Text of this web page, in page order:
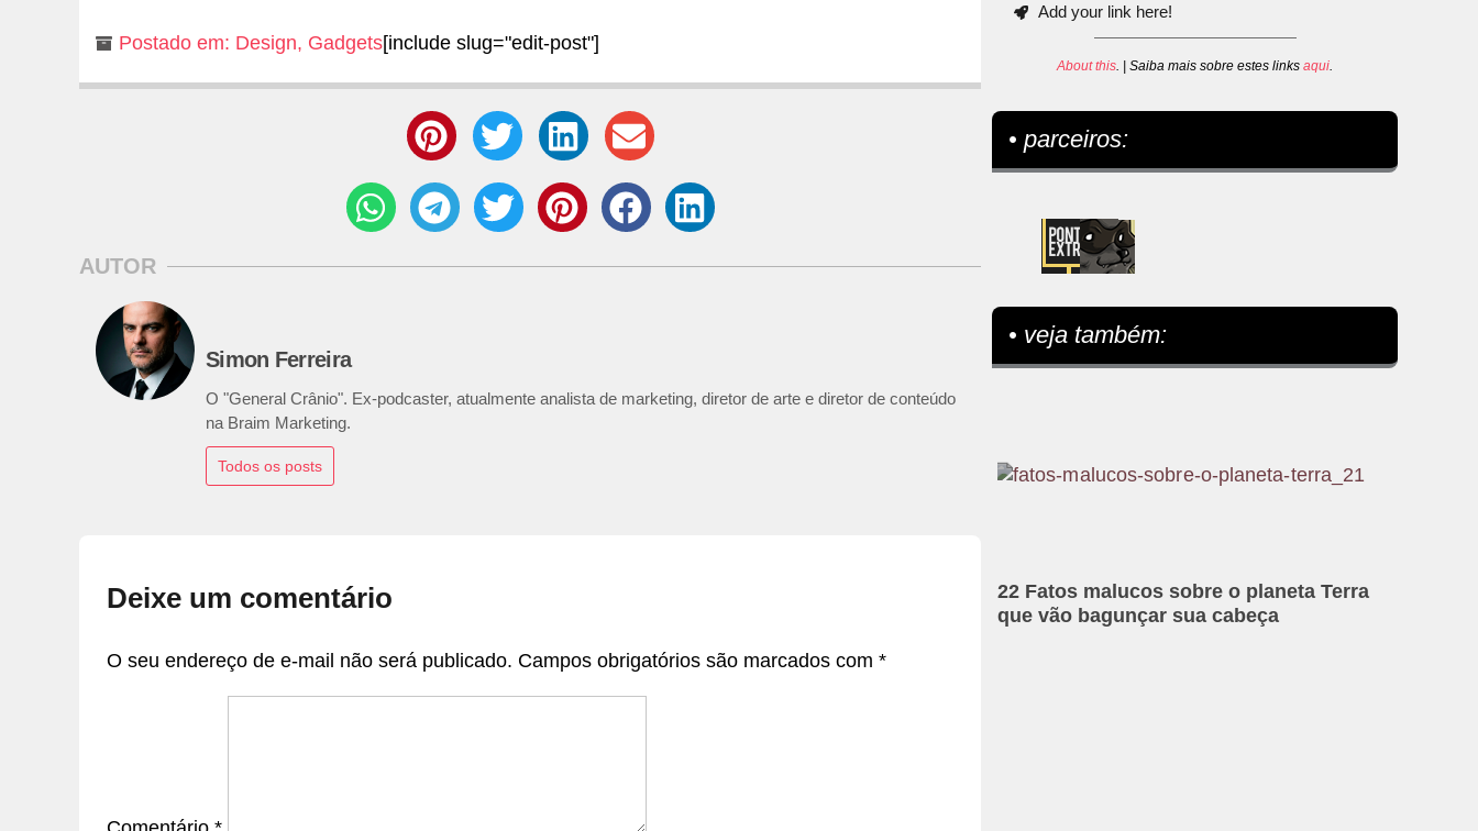
Postado em: Design, Gadgets[include slug="edit-post"]
AUTOR
Simon Ferreira
O "General Crânio". Ex-podcaster, atualmente analista de marketing, diretor de arte e diretor de conteúdo
na Braim Marketing.
Todos os posts
Deixe um comentário
O seu endereço de e-mail não será publicado. Campos obrigatórios são marcados com *
Add your link here!
About this. | Saiba mais sobre estes linksaqui.
• parceiros:
• veja também:
22 Fatos malucos sobre o planeta Terra
que vão bagunçar sua cabeça